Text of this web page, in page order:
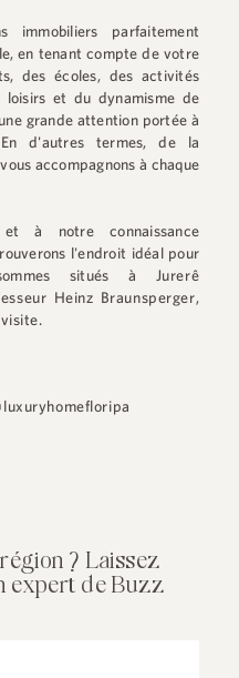
immobiliers parfaitement
en tenant compte de votre
des écoles, des activités
loisirs et du dynamisme de
grande attention portée à
d'autres termes, de la
accompagnons à chaque
à notre connaissance
l'endroit idéal pour
situés à Jurerê
Heinz Braunsperger,
? Laissez
expert de Buzz